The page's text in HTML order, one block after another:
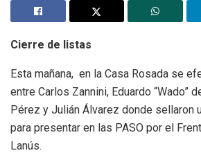
Cierre de listas
Esta mañana, en la Casa Rosada se
entre Carlos Zannini, Eduardo “Wado”
Pérez y Julián Álvarez donde sellaron
para presentar en las PASO por el
Lanús.